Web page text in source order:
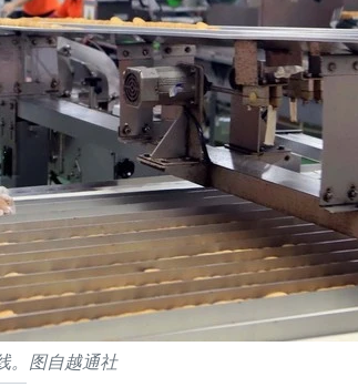
。图自越通社